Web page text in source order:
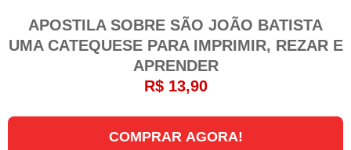
APOSTILA SOBRE SÃO JOÃO BATISTA
UMA CATEQUESE PARA IMPRIMIR, REZAR E
APRENDER
R$ 13,90
COMPRAR AGORA!